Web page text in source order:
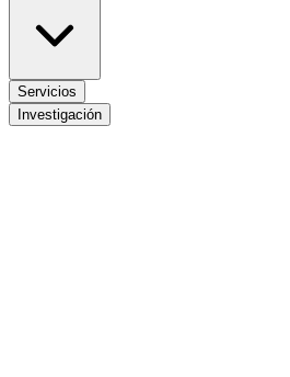
Servicios
Investigación